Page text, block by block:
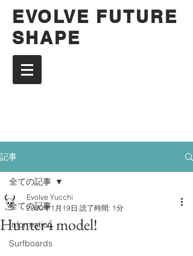
EVOLVE FUTURE
SHAPE
記事
全ての記事
Information
Surfboards
全ての記事
Hunter4 model!
Evolve Yucchi
2020年1月19日 読了時間: 1分